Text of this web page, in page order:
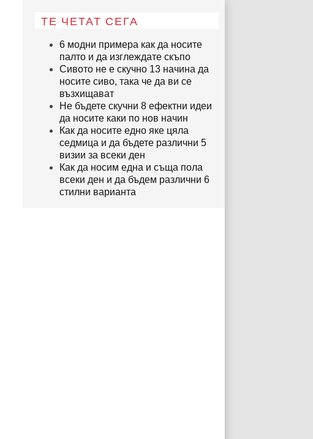
ТЕ ЧЕТАТ СЕГА
6 модни примера как да носите
палто и да изглеждате скъпо
Сивото не е скучно 13 начина да
носите сиво, така че да ви се
възхищават
Не бъдете скучни 8 ефектни идеи
да носите каки по нов начин
Как да носите едно яке цяла
седмица и да бъдете различни 5
визии за всеки ден
Как да носим една и съща пола
всеки ден и да бъдем различни 6
стилни варианта